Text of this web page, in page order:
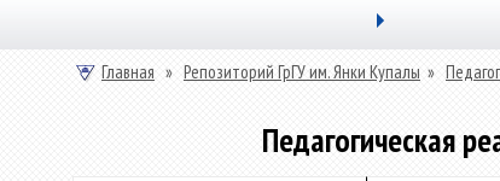
Главная » Репозиторий ГрГУ им. Янки Купалы »
Педагогическая